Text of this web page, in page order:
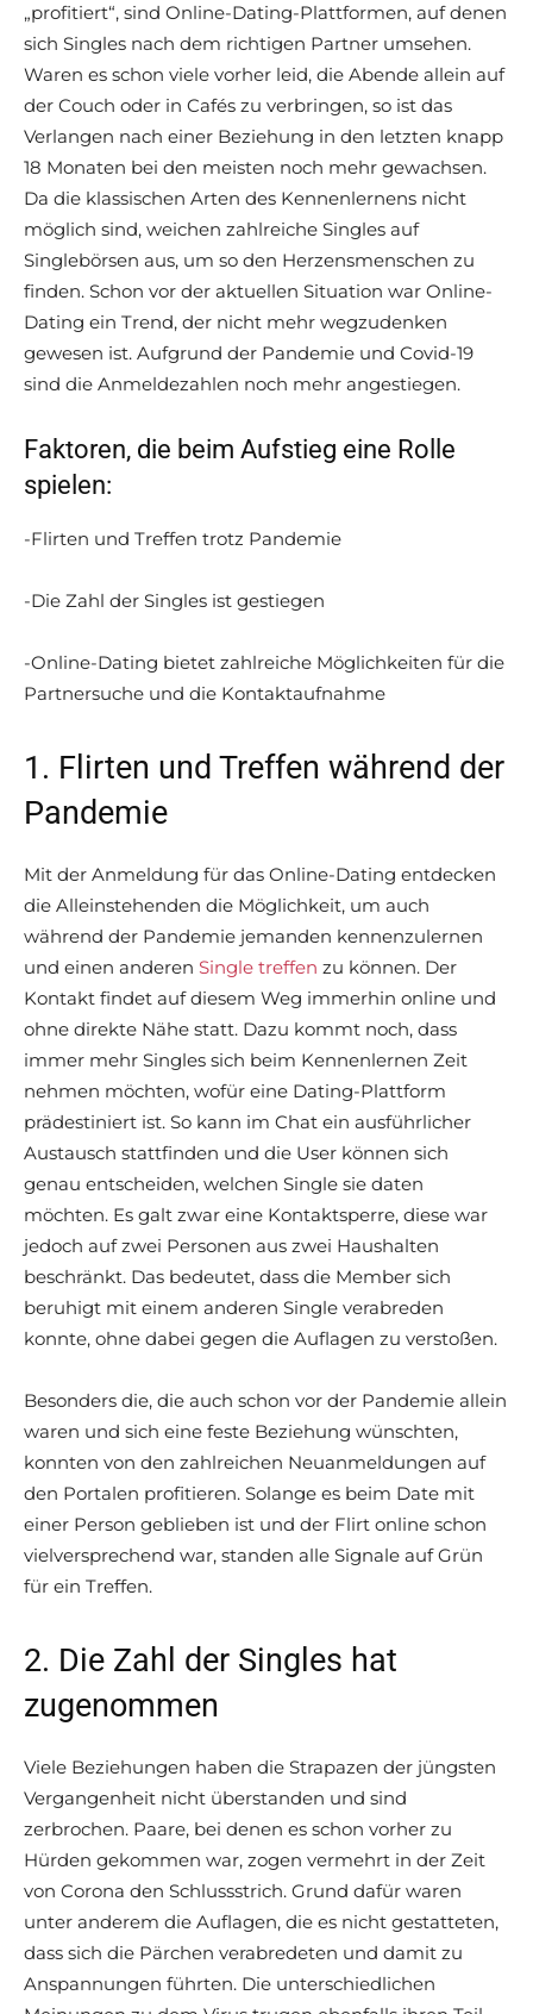
„profitiert“, sind Online-Dating-Plattformen, auf denen
sich Singles nach dem richtigen Partner umsehen.
Waren es schon viele vorher leid, die Abende allein auf
der Couch oder in Cafés zu verbringen, so ist das
Verlangen nach einer Beziehung in den letzten knapp
18 Monaten bei den meisten noch mehr gewachsen.
Da die klassischen Arten des Kennenlernens nicht
möglich sind, weichen zahlreiche Singles auf
Singlebörsen aus, um so den Herzensmenschen zu
finden. Schon vor der aktuellen Situation war Online-
Dating ein Trend, der nicht mehr wegzudenken
gewesen ist. Aufgrund der Pandemie und Covid-19
sind die Anmeldezahlen noch mehr angestiegen.
Faktoren, die beim Aufstieg eine Rolle
spielen:
-Flirten und Treffen trotz Pandemie
-Die Zahl der Singles ist gestiegen
-Online-Dating bietet zahlreiche Möglichkeiten für die
Partnersuche und die Kontaktaufnahme
1. Flirten und Treffen während der
Pandemie
Mit der Anmeldung für das Online-Dating entdecken
die Alleinstehenden die Möglichkeit, um auch
während der Pandemie jemanden kennenzulernen
und einen anderen Single treffen zu können. Der
Kontakt findet auf diesem Weg immerhin online und
ohne direkte Nähe statt. Dazu kommt noch, dass
immer mehr Singles sich beim Kennenlernen Zeit
nehmen möchten, wofür eine Dating-Plattform
prädestiniert ist. So kann im Chat ein ausführlicher
Austausch stattfinden und die User können sich
genau entscheiden, welchen Single sie daten
möchten. Es galt zwar eine Kontaktsperre, diese war
jedoch auf zwei Personen aus zwei Haushalten
beschränkt. Das bedeutet, dass die Member sich
beruhigt mit einem anderen Single verabreden
konnte, ohne dabei gegen die Auflagen zu verstoßen.
Besonders die, die auch schon vor der Pandemie allein
waren und sich eine feste Beziehung wünschten,
konnten von den zahlreichen Neuanmeldungen auf
den Portalen profitieren. Solange es beim Date mit
einer Person geblieben ist und der Flirt online schon
vielversprechend war, standen alle Signale auf Grün
für ein Treffen.
2. Die Zahl der Singles hat
zugenommen
Viele Beziehungen haben die Strapazen der jüngsten
Vergangenheit nicht überstanden und sind
zerbrochen. Paare, bei denen es schon vorher zu
Hürden gekommen war, zogen vermehrt in der Zeit
von Corona den Schlussstrich. Grund dafür waren
unter anderem die Auflagen, die es nicht gestatteten,
dass sich die Pärchen verabredeten und damit zu
Anspannungen führten. Die unterschiedlichen